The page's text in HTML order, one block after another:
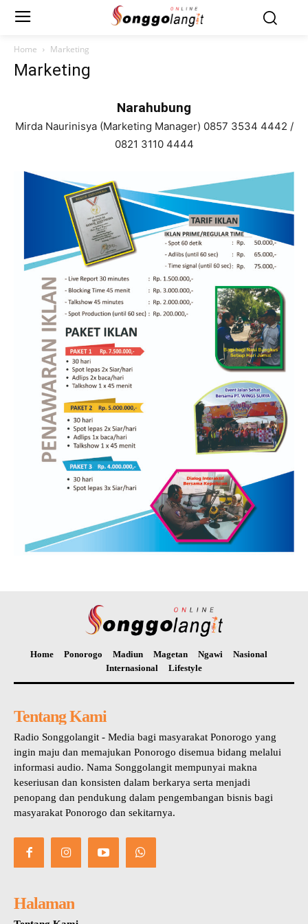
Home Marketing
Marketing
Narahubung
Mirda Naurinisya (Marketing Manager) 0857 3534 4442 /
0821 3110 4444
Home Ponorogo Madiun Magetan Ngawi
Nasional
Internasional
Lifestyle
Tentang Kami
Radio Songgolangit - Media bagi masyarakat Ponorogo yang
ingin maju dan memajukan Ponorogo disemua bidang melalui
informasi audio. Nama Songgolangit mempunyai makna
keseriusan dan konsisten dalam berkarya serta menjadi
penopang dan pendukung dalam pengembangan bisnis bagi
masyarakat Ponorogo dan sekitarnya.
Halaman